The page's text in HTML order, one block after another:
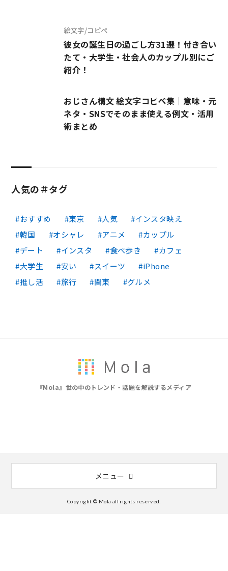
絵文字/コピペ
彼女の誕生日の過ごし方31選！付き合い
たて・大学生・社会人のカップル別にご
紹介！
おじさん構文 絵文字コピペ集｜意味・元
ネタ・SNSでそのまま使える例文・活用
術まとめ
人気の＃タグ
おすすめ 東京 人気
インスタ映え
韓国
オシャレ アニメ
カップル
デート
インスタ 食べ歩き
カフェ
大学生
安い スイーツ
iPhone
推し活
旅行 関東 グルメ
『Mola』世の中のトレンド・話題を解説するメディア
メニュー
Copyright © Mola all rights reserved.